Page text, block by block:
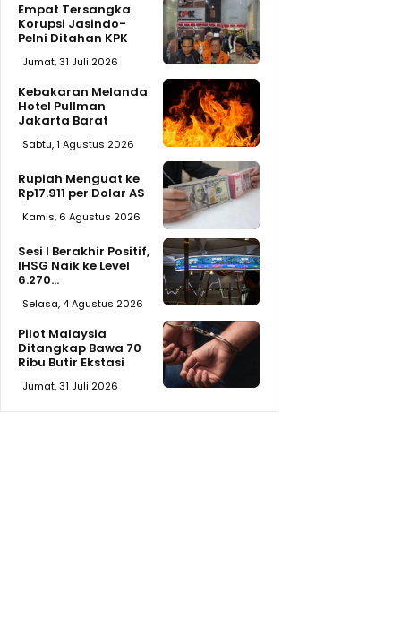
Empat Tersangka
Korupsi Jasindo-
Pelni Ditahan KPK
Jumat, 31 Juli 2026
Kebakaran Melanda
Hotel Pullman
Jakarta Barat
Sabtu, 1 Agustus 2026
Rupiah Menguat ke
Rp17.911 per Dolar AS
Kamis, 6 Agustus 2026
Sesi I Berakhir Positif,
IHSG Naik ke Level
6.270...
Selasa, 4 Agustus 2026
Pilot Malaysia
Ditangkap Bawa 70
Ribu Butir Ekstasi
Jumat, 31 Juli 2026